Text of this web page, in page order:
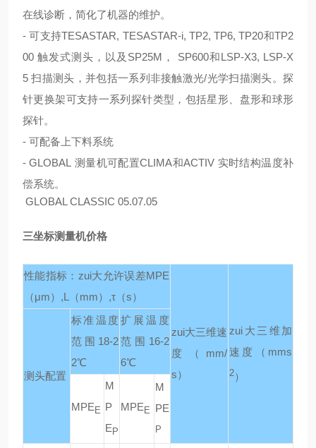
在线诊断，简化了机器的维护。
-可支持TESASTAR, TESASTAR-i, TP2, TP6, TP20和TP2
00 触发式测头，以及 SP25M ， SP600和LSP-X3, LSP-X
5扫描测头，并包括一系列非接触激光/光学扫描测头。探
针更换架可支持一系列探针类型，包括星形、盘形和球形
探针。
- 可配备上下料系统
- GLOBAL 测量机可配置CLIMA和ACTIV 实时结构温度补
偿系统。
GLOBAL CLASSIC 05.07.05
三坐标测量机价格
性能指标：zui大允许误差MPE
（μm）,L（mm）,τ（s）
zui大三维速
度
（mm/
s）
zui大三维加
速度
（mms
2）
测头配置
标准温度
范围 18-2
2℃
扩展温度
范围 16-2
6℃
MPE E
M
P
E P
MPE E
M
PE
P